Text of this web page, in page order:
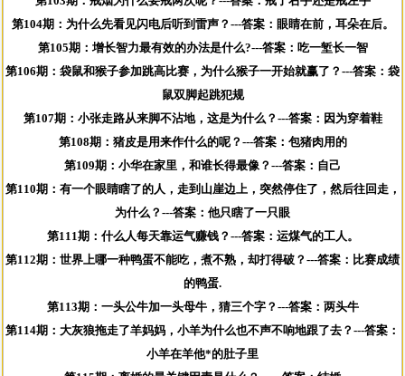
第104期：为什么先看见闪电后听到雷声？---答案：眼睛在前，耳朵在后。
第105期：增长智力最有效的办法是什么?---答案：吃一堑长一智
第106期：袋鼠和猴子参加跳高比赛，为什么猴子一开始就赢了？---答案：袋
鼠双脚起跳犯规
第107期：小张走路从来脚不沾地，这是为什么？---答案：因为穿着鞋
第108期：猪皮是用来作什么的呢？---答案：包猪肉用的
第109期：小华在家里，和谁长得最像？---答案：自己
第110期：有一个眼睛瞎了的人，走到山崖边上，突然停住了，然后往回走，
为什么？---答案：他只瞎了一只眼
第111期：什么人每天靠运气赚钱？---答案：运煤气的工人。
第112期：世界上哪一种鸭蛋不能吃，煮不熟，却打得破？---答案：比赛成绩
的鸭蛋.
第113期：一头公牛加一头母牛，猜三个字？---答案：两头牛
第114期：大灰狼拖走了羊妈妈，小羊为什么也不声不响地跟了去？---答案：
小羊在羊他*的肚子里